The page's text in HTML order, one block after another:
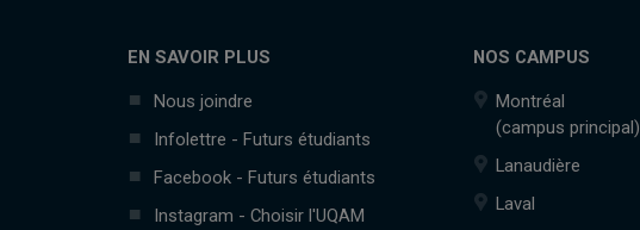
EN SAVOIR PLUS
Nous joindre
Infolettre - Futurs étudiants
Facebook - Futurs étudiants
Instagram - Choisir l'UQAM
NOS CAMPUS
Montréal
(campus principal)
Lanaudière
Laval